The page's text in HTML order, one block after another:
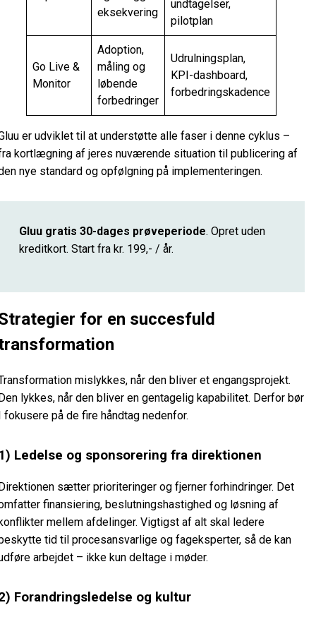
eksekvering
undtagelser,
pilotplan
Go Live &
Monitor
Adoption,
måling og
løbende
forbedringer
Udrulningsplan,
KPI-dashboard,
forbedringskadence
er udviklet til at understøtte alle faser i denne cyklus –
kortlægning af jeres nuværende situation til publicering af
nye standard og opfølgning på implementeringen.
Gluu gratis 30-dages prøveperiode. Opret uden
kreditkort. Start fra kr. 199,- / år.
for en succesfuld
mislykkes, når den bliver et engangsprojekt.
lykkes, når den bliver en gentagelig kapabilitet. Derfor bør
fokusere på de fire håndtag nedenfor.
Ledelse og sponsorering fra direktionen
sætter prioriteringer og fjerner forhindringer. Det
finansiering, beslutningshastighed og løsning af
mellem afdelinger. Vigtigst af alt skal ledere
tid til procesansvarlige og fageksperter, så de kan
arbejdet – ikke kun deltage i møder.
Forandringsledelse og kultur